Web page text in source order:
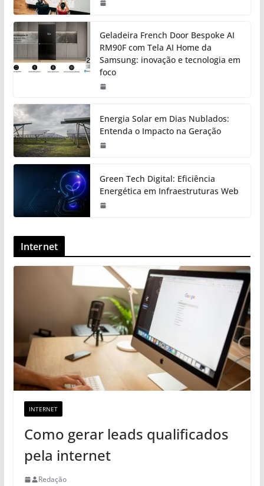
Geladeira French Door Bespoke AI
RM90F com Tela AI Home da
Samsung: inovação e tecnologia em
foco
Energia Solar em Dias Nublados:
Entenda o Impacto na Geração
Green Tech Digital: Eficiência
Energética em Infraestruturas Web
Internet
INTERNET
Como gerar leads qualificados
pela internet
Redação